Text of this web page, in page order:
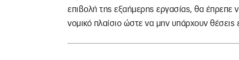
επιβολή της εξαήμερης εργασίας, θα έπρεπε
νομικό πλαίσιο ώστε να μην υπάρχουν